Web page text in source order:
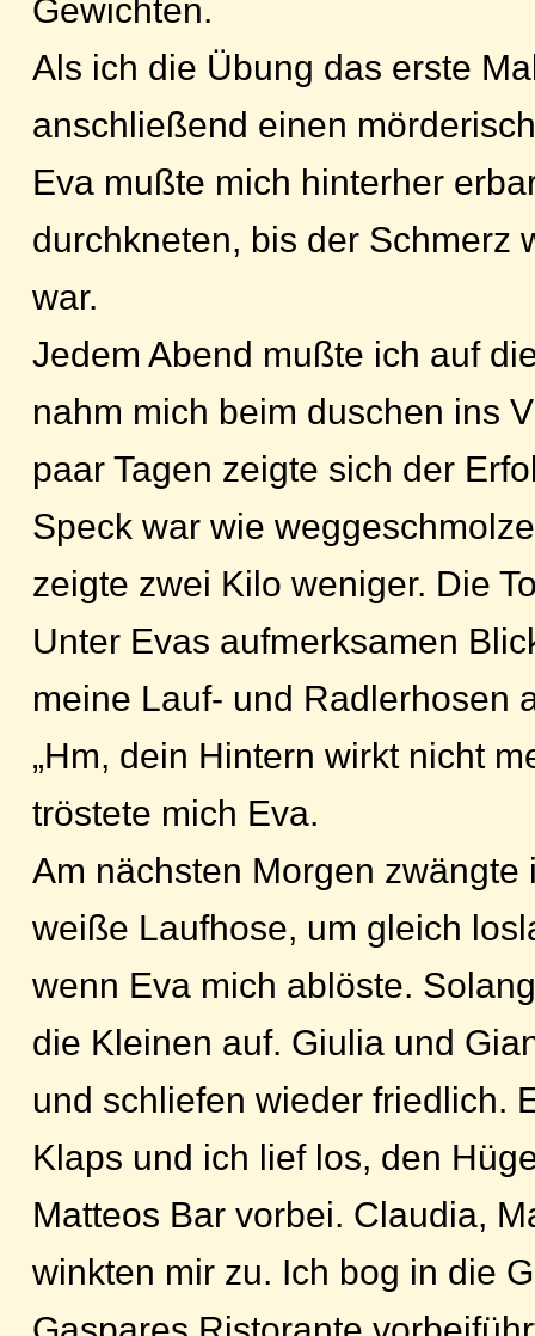
Gewichten.
Als ich die Übung das erste
anschließend einen
Eva mußte mich hinterher
durchkneten, bis der Schmerz
war.
Jedem Abend mußte ich auf
nahm mich beim duschen ins
paar Tagen zeigte sich der
Speck war wie
zeigte zwei Kilo weniger. Die
Unter Evas aufmerksamen
meine Lauf- und Radlerhosen
„Hm, dein Hintern wirkt nicht
tröstete mich Eva.
Am nächsten Morgen zwängte
weiße Laufhose, um gleich
wenn Eva mich ablöste.
die Kleinen auf. Giulia und
und schliefen wieder friedlich.
Klaps und ich lief los, den
Matteos Bar vorbei. Claudia,
winkten mir zu. Ich bog in die